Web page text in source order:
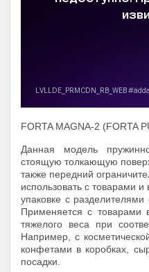
FORTA MAGNA-2 (FORTA
Данная модель
стоящую толкающую
также передний
использовать с товарами и
упаковке с
Применяется с товарами
тяжелого веса при
Например, с
конфетами в коробках,
посадки.